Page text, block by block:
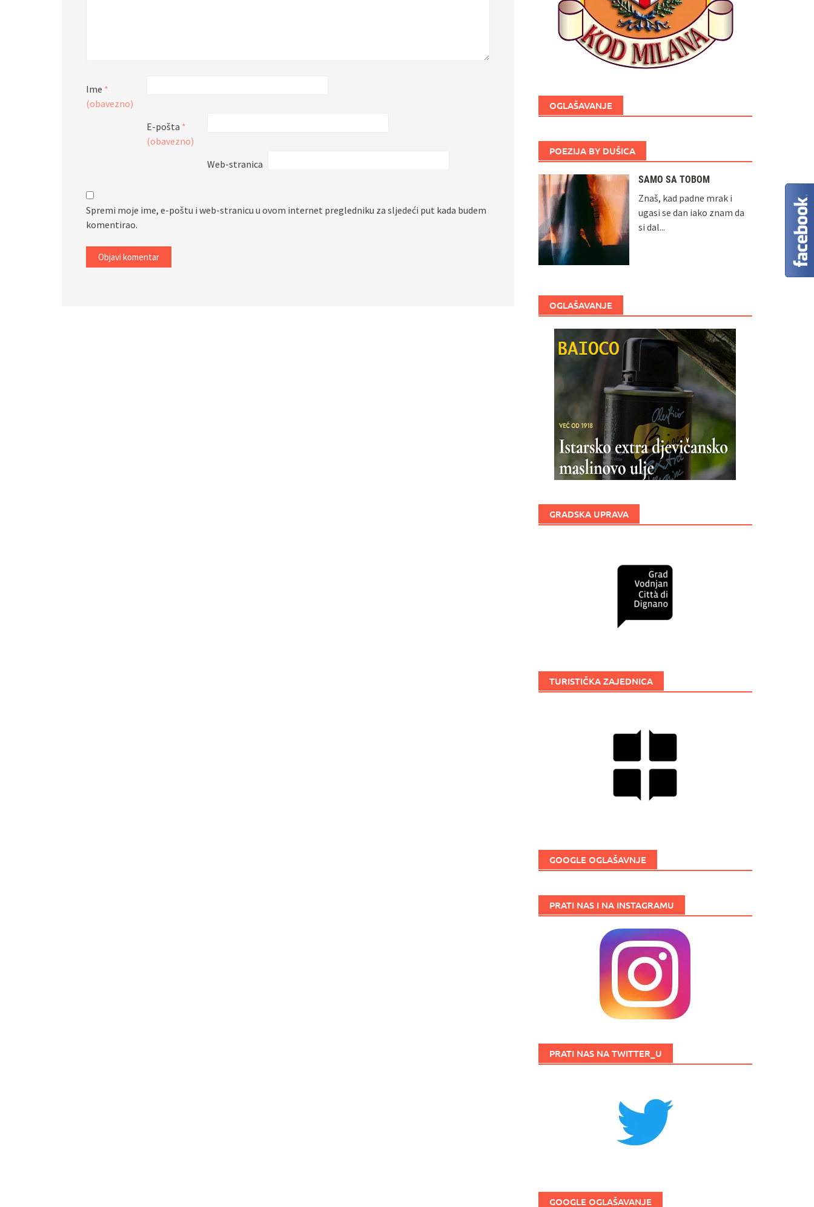
Ime *
(obavezno)
E-pošta *
(obavezno)
Web-stranica
Spremi moje ime, e-poštu i web-stranicu u ovom internet pregledniku za sljedeći put kada budem
komentirao.
OGLAŠAVANJE
POEZIJA BY DUŠICA
SAMO SA TOBOM
Znaš, kad padne mrak i
ugasi se dan iako znam da
si dal...
OGLAŠAVANJE
GRADSKA UPRAVA
TURISTIČKA ZAJEDNICA
GOOGLE OGLAŠAVNJE
PRATI NAS I NA INSTAGRAMU
PRATI NAS NA TWITTER_U
GOOGLE OGLAŠAVANJE